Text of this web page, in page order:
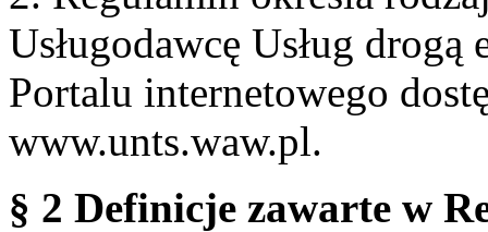
Usługodawcę Usług
Portalu internetowego
www.unts.waw.pl.
§ 2 Definicje zawarte w